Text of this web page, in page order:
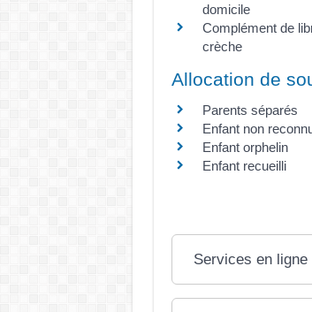
domicile
Complément de
crèche
Allocation de
Parents séparés
Enfant non
Enfant orphelin
Enfant recueilli
Services en